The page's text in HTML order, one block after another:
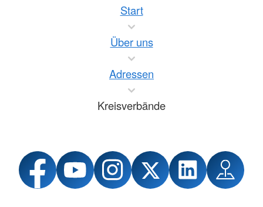
Start
Über uns
Adressen
Kreisverbände